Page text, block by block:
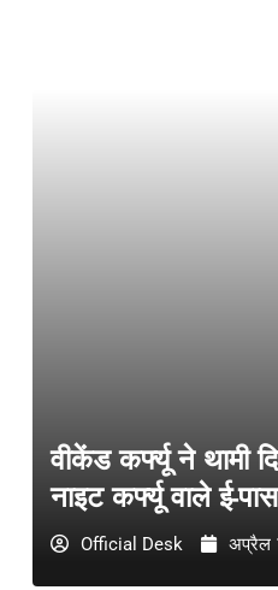
वीकेंड कर्फ्यू ने थामी
नाइट कर्फ्यू वाले ई-
Official Desk अप्रैल